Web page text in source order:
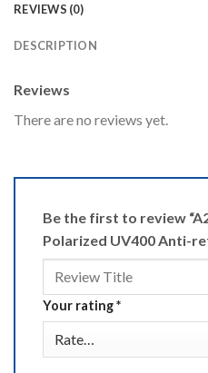
REVIEWS (0)
DESCRIPTION
Reviews
There are no reviews yet.
Be the first to review
Polarized UV400 Anti-
Your rating*